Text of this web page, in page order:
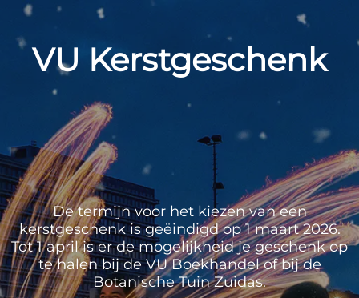
VU Kerstgeschenk
De termijn voor het kiezen van een
kerstgeschenk is geëindigd op 1 maart 2026.
Tot 1 april is er de mogelijkheid je geschenk op
te halen bij de VU Boekhandel of bij de
Botanische Tuin Zuidas.